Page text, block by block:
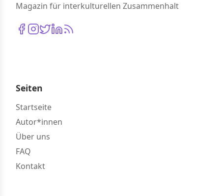
Magazin für interkulturellen Zusammenhalt
Seiten
Startseite
Autor*innen
Über uns
FAQ
Kontakt